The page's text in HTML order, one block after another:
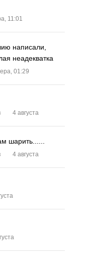
11:01
написали,
неадекватка
01:29
4 августа
шарить......
4 августа